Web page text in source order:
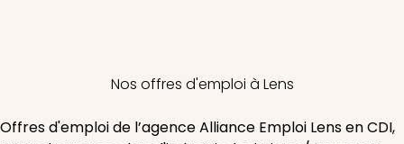
Nos offres d'emploi à Lens
Offres d'emploi de l’agence Alliance Emploi Lens en CDI,